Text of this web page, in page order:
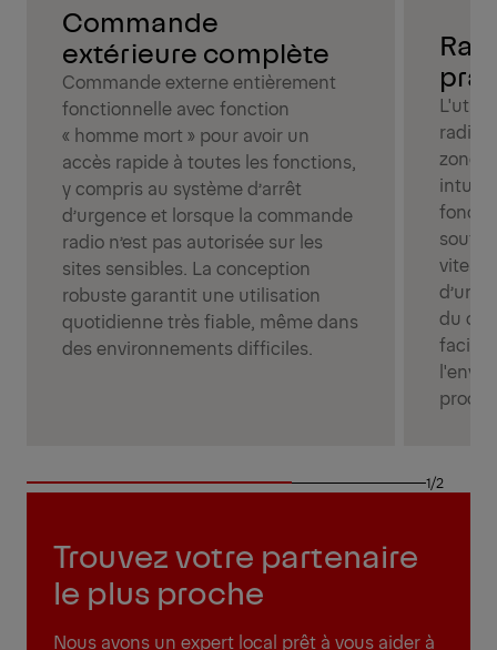
Commande
extérieure complète
Commande externe entièrement
fonctionnelle avec fonction
« homme mort » pour avoir un
accès rapide à toutes les fonctions,
y compris au système d’arrêt
d’urgence et lorsque la commande
radio n’est pas autorisée sur les
sites sensibles. La conception
robuste garantit une utilisation
quotidienne très fiable, même dans
des environnements difficiles.
radio
zone
d’une
du
1/2
Trouvez votre partenaire
le plus proche
Nous avons un expert local prêt à vous aider à